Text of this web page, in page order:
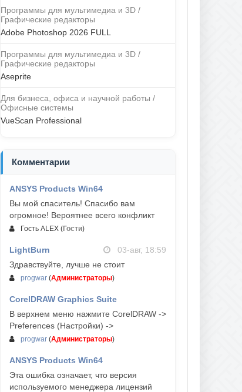
Программы для мультимедиа и 3D /
Графические редакторы
Adobe Photoshop 2026 FULL
Программы для мультимедиа и 3D /
Графические редакторы
Aseprite
Для бизнеса, офиса и научной работы /
Офисные системы
VueScan Professional
Комментарии
ANSYS Products Win64
Вы мой спаситель! Спасибо вам
огромное! Вероятнее всего конфликт
Гость ALEX (Гости)
LightBurn
03-авг, 18:59
Здравствуйте, лучше не стоит
progwar (Администраторы)
CorelDRAW Graphics Suite
03-авг, 18:58
В верхнем меню нажмите CorelDRAW ->
Preferences (Настройки) ->
progwar (Администраторы)
ANSYS Products Win64
Эта ошибка означает, что версия
используемого менеджера лицензий